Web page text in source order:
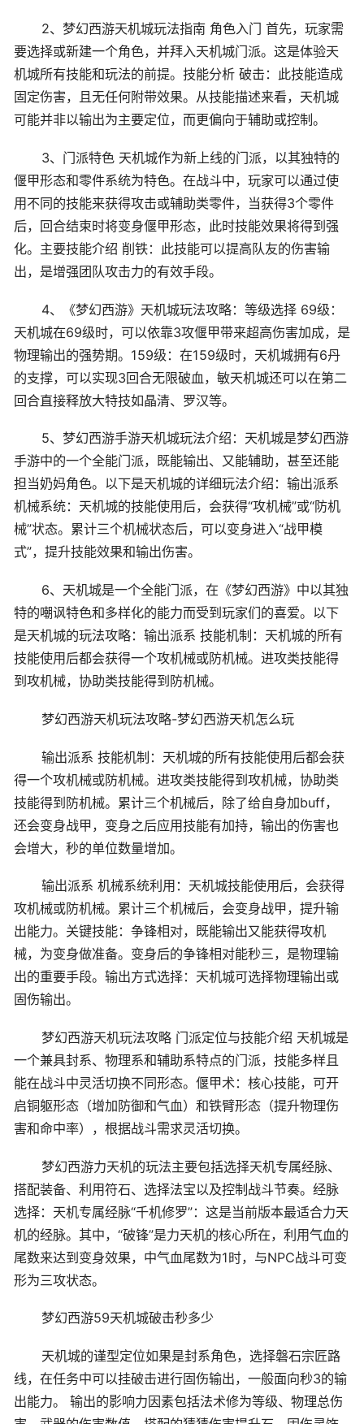
2、梦幻西游天机城玩法指南 角色入门 首先，玩家需
要选择或新建一个角色，并拜入天机城门派。这是体验天
机城所有技能和玩法的前提。技能分析 破击：此技能造成
固定伤害，且无任何附带效果。从技能描述来看，天机城
可能并非以输出为主要定位，而更偏向于辅助或控制。
3、门派特色 天机城作为新上线的门派，以其独特的
偃甲形态和零件系统为特色。在战斗中，玩家可以通过使
用不同的技能来获得攻击或辅助类零件，当获得3个零件
后，回合结束时将变身偃甲形态，此时技能效果将得到强
化。主要技能介绍 削铁：此技能可以提高队友的伤害输
出，是增强团队攻击力的有效手段。
4、《梦幻西游》天机城玩法攻略：等级选择 69级：
天机城在69级时，可以依靠3攻偃甲带来超高伤害加成，是
物理输出的强势期。159级：在159级时，天机城拥有6丹
的支撑，可以实现3回合无限破血，敏天机城还可以在第二
回合直接释放大特技如晶清、罗汉等。
5、梦幻西游手游天机城玩法介绍：天机城是梦幻西游
手游中的一个全能门派，既能输出、又能辅助，甚至还能
担当奶妈角色。以下是天机城的详细玩法介绍：输出派系
机械系统：天机城的技能使用后，会获得“攻机械”或“防机
械”状态。累计三个机械状态后，可以变身进入“战甲模
式”，提升技能效果和输出伤害。
6、天机城是一个全能门派，在《梦幻西游》中以其独
特的嘲讽特色和多样化的能力而受到玩家们的喜爱。以下
是天机城的玩法攻略：输出派系 技能机制：天机城的所有
技能使用后都会获得一个攻机械或防机械。进攻类技能得
到攻机械，协助类技能得到防机械。
梦幻西游天机玩法攻略-梦幻西游天机怎么玩
输出派系 技能机制：天机城的所有技能使用后都会获
得一个攻机械或防机械。进攻类技能得到攻机械，协助类
技能得到防机械。累计三个机械后，除了给自身加buff，
还会变身战甲，变身之后应用技能有加持，输出的伤害也
会增大，秒的单位数量增加。
输出派系 机械系统利用：天机城技能使用后，会获得
攻机械或防机械。累计三个机械后，会变身战甲，提升输
出能力。关键技能：争锋相对，既能输出又能获得攻机
械，为变身做准备。变身后的争锋相对能秒三，是物理输
出的重要手段。输出方式选择：天机城可选择物理输出或
固伤输出。
梦幻西游天机玩法攻略 门派定位与技能介绍 天机城是
一个兼具封系、物理系和辅助系特点的门派，技能多样且
能在战斗中灵活切换不同形态。偃甲术：核心技能，可开
启铜躯形态（增加防御和气血）和铁臂形态（提升物理伤
害和命中率），根据战斗需求灵活切换。
梦幻西游力天机的玩法主要包括选择天机专属经脉、
搭配装备、利用符石、选择法宝以及控制战斗节奏。经脉
选择：天机专属经脉“千机修罗”：这是当前版本最适合力天
机的经脉。其中，“破锋”是力天机的核心所在，利用气血的
尾数来达到变身效果，中气血尾数为1时，与NPC战斗可变
形为三攻状态。
梦幻西游59天机城破击秒多少
天机城的谨型定位如果是封系角色，选择磐石宗匠路
线，在任务中可以挂破击进行固伤输出，一般面向秒3的输
出能力。 输出的影响力因素包括法术修为等级、物理总伤